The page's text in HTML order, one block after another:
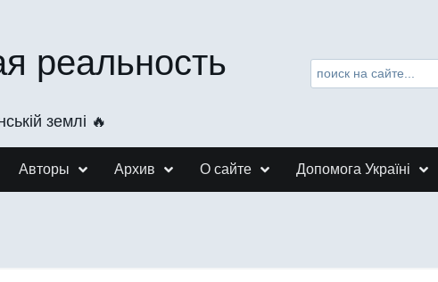
реальность
землі 🔥
Авторы Архив О сайте Допомога Україні